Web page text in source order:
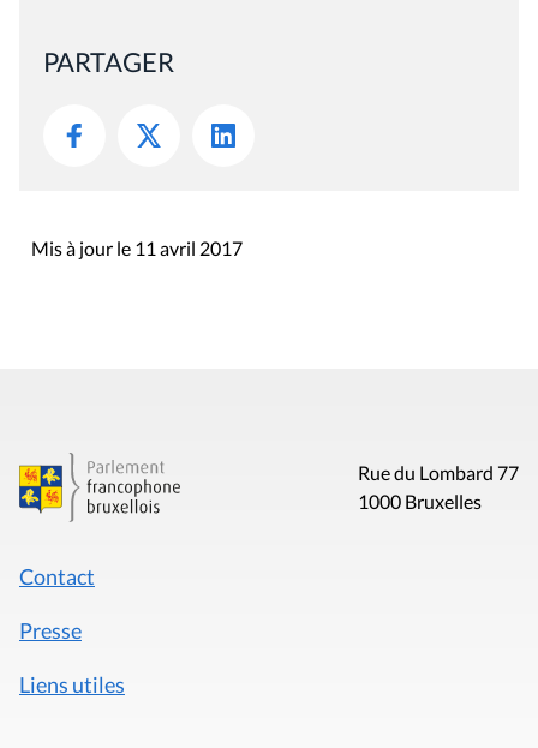
PARTAGER
Mis à jour le 11 avril 2017
Rue du Lombard 77
1000 Bruxelles
Contact
Presse
Liens utiles